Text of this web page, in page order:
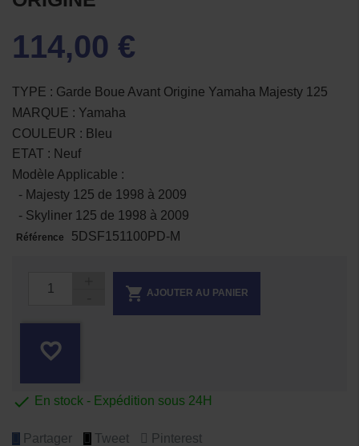
114,00 €
TYPE : Garde Boue Avant Origine Yamaha Majesty 125
MARQUE : Yamaha
COULEUR : Bleu
ETAT : Neuf
Modèle Applicable :
- Majesty 125 de 1998 à 2009
- Skyliner 125 de 1998 à 2009
Référence 5DSF151100PD-M
 AJOUTER AU PANIER
favorite_border
 En stock - Expédition sous 24H
Partager Tweet Pinterest